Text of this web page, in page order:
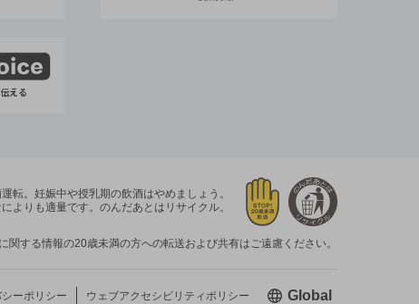
転。 妊娠中や授乳期の飲酒はやめましょう。
よりも適量です。 のんだあとはリサイクル。
関する情報の20歳未満の方への転送および共有はご遠慮ください。
ーポリシー ウェブアクセシビリティ ポリシー Global新しいウィ